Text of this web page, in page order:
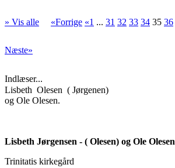
» Vis alle «Forrige «1 ... 31 32 33 34 35 36
Næste»
Indlæser...
Lisbeth Olesen ( Jørgenen)
og Ole Olesen.
Lisbeth Jørgensen - ( Olesen) og Ole Olesen
Trinitatis kirkegård